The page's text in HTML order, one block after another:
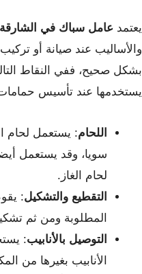
يعتمد عامل سباك في الشارقة
والأساليب عند صيانة أو
بشكل صحيح، ففي النقاط
يستخدمها عند تأسيس
اللحام: يستعمل لحام
سويا، وقد يستعمل
لحام الغاز.
التقطيع والتشكيل:
المطلوبة ومن ثم
التوصيل بالأنابيب:
الأنابيب بغيرها من